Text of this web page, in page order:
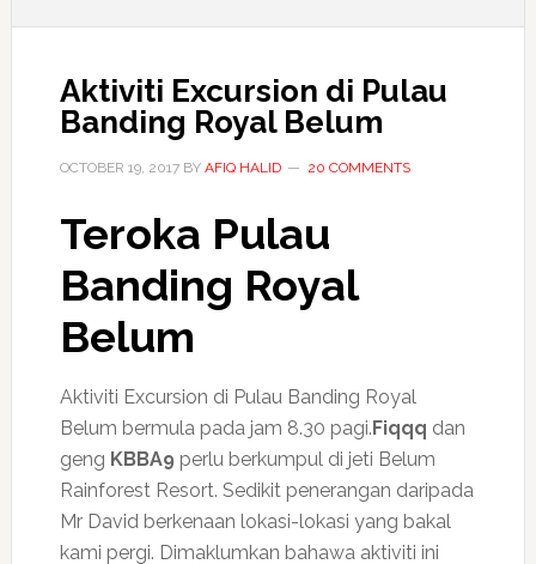
Aktiviti Excursion di Pulau
Banding Royal Belum
OCTOBER 19, 2017BY AFIQ HALID 20 COMMENTS
Teroka Pulau
Banding Royal
Belum
Aktiviti Excursion di Pulau Banding Royal
Belum bermula pada jam 8.30 pagi.Fiqqq dan
geng KBBA9perlu berkumpul di jeti Belum
Rainforest Resort. Sedikit penerangan daripada
Mr David berkenaan lokasi-lokasi yang bakal
kami pergi. Dimaklumkan bahawa aktiviti ini